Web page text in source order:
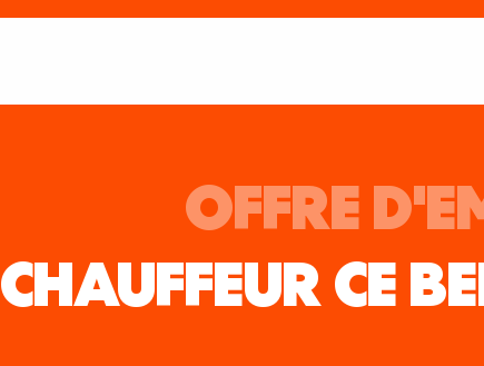
OFFRE
CHAUFFEUR CE